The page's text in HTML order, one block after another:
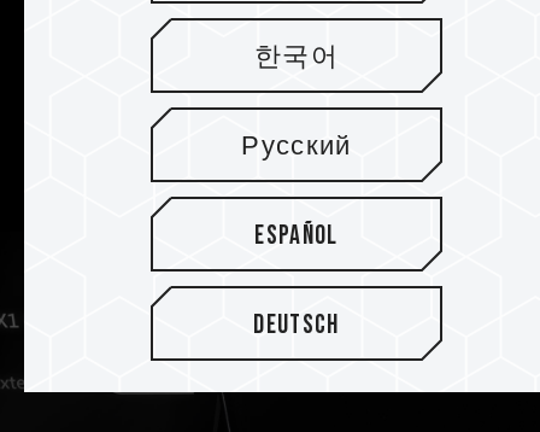
Gerät einsatzbereit und erfüllt verschiedene
Anforderungen an die Speicherung von Daten
und Medien. Das elegante schwarze Gehäuse
aus sandgestrahlter Aluminiumlegierung macht
es zu einem echten Hingucker, egal wohin Sie
한국어
Русский
Español
Deutsch